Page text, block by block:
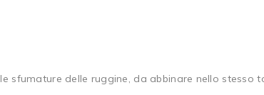
sfumature delle ruggine, da abbinare nello stesso